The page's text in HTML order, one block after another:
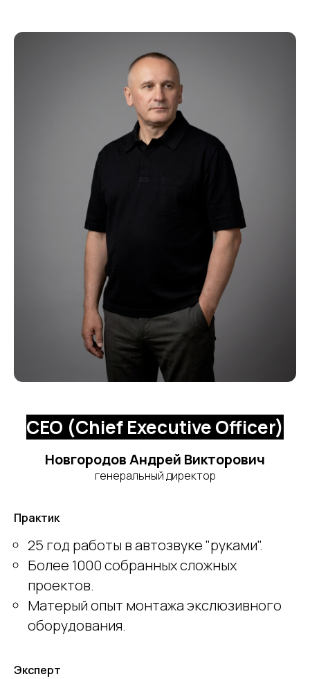
CEO (Chief Executive Officer)
Новгородов Андрей Викторович
генеральный директор
Практик
25 год работы в автозвуке "руками".
Более 1000 собранных сложных
проектов.
Матерый опыт монтажа экслюзивного
оборудования.
Эксперт